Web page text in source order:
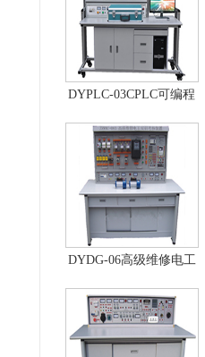
DYPLC-03CPLC可编程
统、自动控制原理综合
实验台
DYDG-06高级维修电工
型）